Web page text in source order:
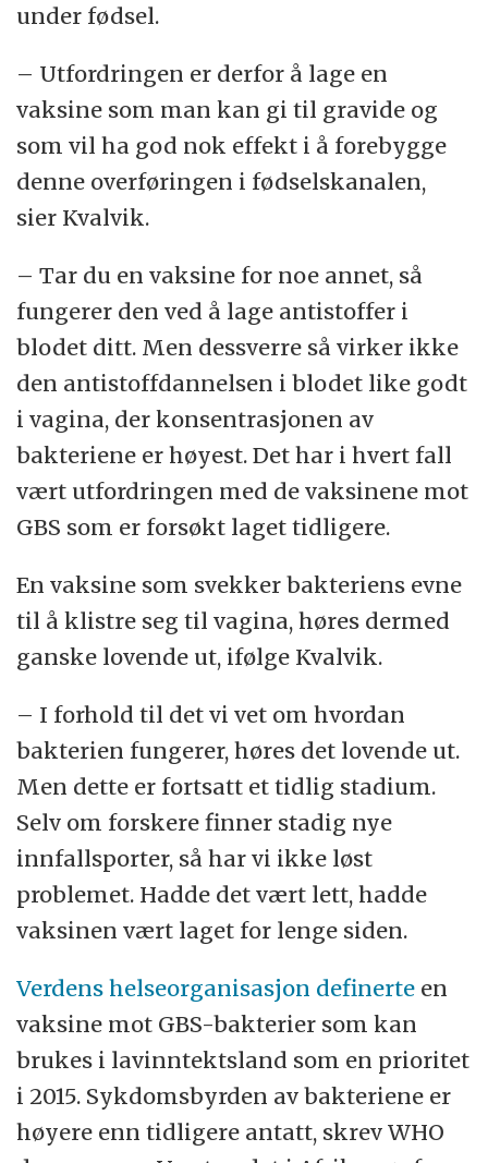
under fødsel.
– Utfordringen er derfor å lage en
vaksine som man kan gi til gravide og
som vil ha god nok effekt i å forebygge
denne overføringen i fødselskanalen,
sier Kvalvik.
– Tar du en vaksine for noe annet, så
fungerer den ved å lage antistoffer i
blodet ditt. Men dessverre så virker ikke
den antistoffdannelsen i blodet like godt
i vagina, der konsentrasjonen av
bakteriene er høyest. Det har i hvert fall
vært utfordringen med de vaksinene mot
GBS som er forsøkt laget tidligere.
En vaksine som svekker bakteriens evne
til å klistre seg til vagina, høres dermed
ganske lovende ut, ifølge Kvalvik.
– I forhold til det vi vet om hvordan
bakterien fungerer, høres det lovende ut.
Men dette er fortsatt et tidlig stadium.
Selv om forskere finner stadig nye
innfallsporter, så har vi ikke løst
problemet. Hadde det vært lett, hadde
vaksinen vært laget for lenge siden.
Verdens helseorganisasjon definerte en
vaksine mot GBS-bakterier som kan
brukes i lavinntektsland som en prioritet
i 2015. Sykdomsbyrden av bakteriene er
høyere enn tidligere antatt, skrev WHO